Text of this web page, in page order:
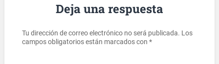
Deja una respuesta
Tu dirección de correo electrónico no será publicada. Los
campos obligatorios están marcados con *